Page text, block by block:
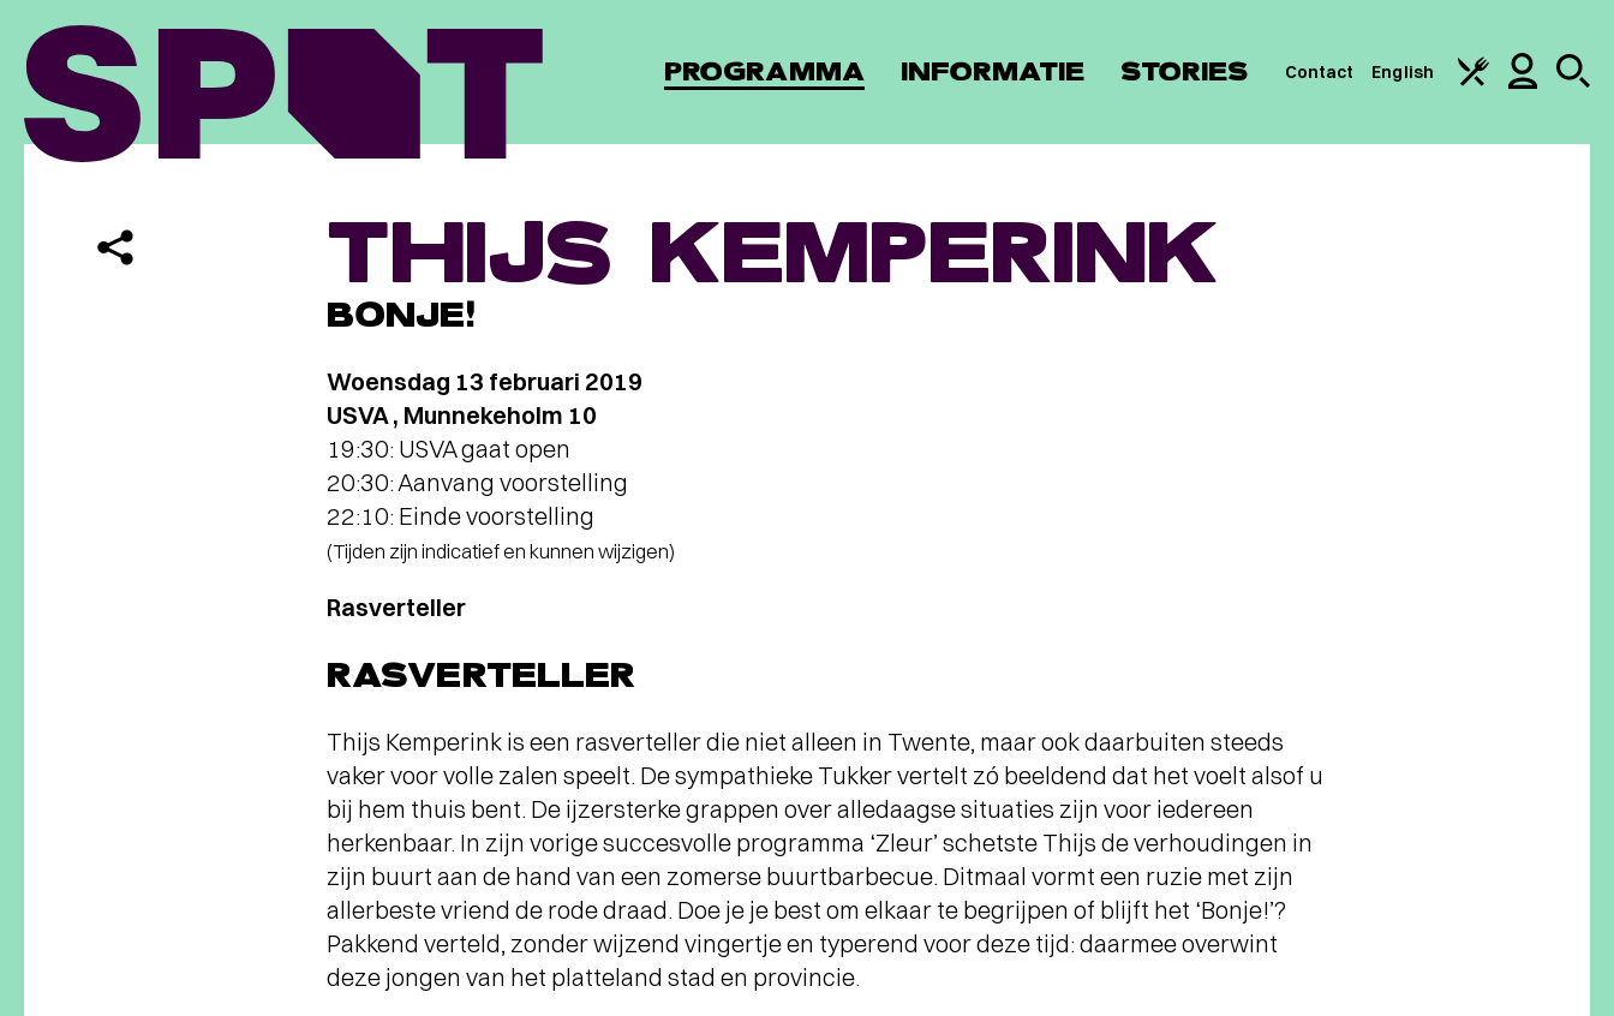
PROGRAMMA INFORMATIE STORIES Contact English
THIJS KEMPERINK
BONJE!
Woensdag 13 februari 2019
USVA , Munnekeholm 10
19:30: USVA gaat open
20:30: Aanvang voorstelling
22:10: Einde voorstelling
(Tijden zijn indicatief en kunnen wijzigen)
Rasverteller
RASVERTELLER
Thijs Kemperink is een rasverteller die niet alleen in Twente, maar ook daarbuiten steeds
vaker voor volle zalen speelt. De sympathieke Tukker vertelt zó beeldend dat het voelt alsof u
bij hem thuis bent. De ijzersterke grappen over alledaagse situaties zijn voor iedereen
herkenbaar. In zijn vorige succesvolle programma ‘Zleur’ schetste Thijs de verhoudingen in
zijn buurt aan de hand van een zomerse buurtbarbecue. Ditmaal vormt een ruzie met zijn
allerbeste vriend de rode draad. Doe je je best om elkaar te begrijpen of blijft het ‘Bonje!’?
Pakkend verteld, zonder wijzend vingertje en typerend voor deze tijd: daarmee overwint
deze jongen van het platteland stad en provincie.